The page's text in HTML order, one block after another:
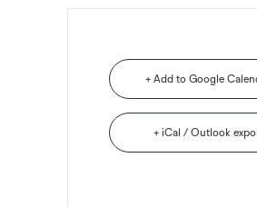
+ Add to Google
+ iCal / Outlook